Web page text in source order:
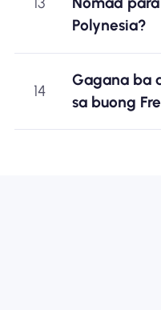
Polynesia?
14
Gagana ba
sa buong